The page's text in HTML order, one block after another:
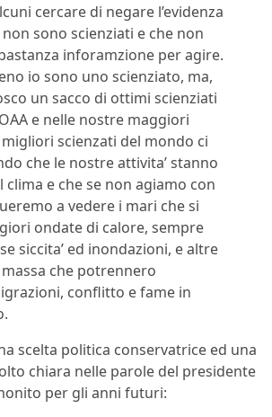
cercare di negare l’evidenza
sono scienziati e che non
inforamzione per agire.
io sono uno scienziato, ma,
un sacco di ottimi scienziati
e nelle nostre maggiori
migliori scienzati del mondo ci
che le nostre attivita’ stanno
clima e che se non agiamo con
a vedere i mari che si
ondate di calore, sempre
siccita’ ed inondazioni, e altre
che potrennero
conflitto e fame in
scelta politica conservatrice ed una
chiara nelle parole del presidente
per gli anni futuri: